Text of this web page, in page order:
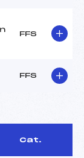
FFS
FFS
Cat.